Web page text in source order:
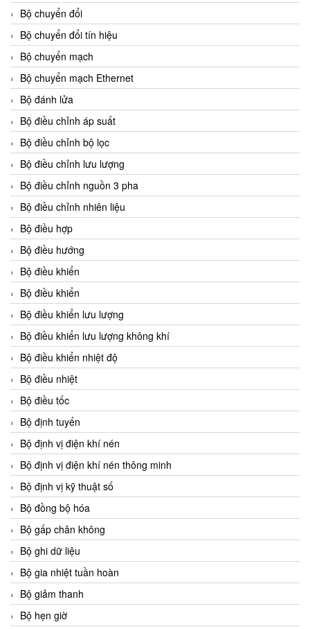
Bộ chuyển đổi
Bộ chuyển đổi tín hiệu
Bộ chuyển mạch
Bộ chuyển mạch Ethernet
Bộ đánh lửa
Bộ điều chỉnh áp suất
Bộ điều chỉnh bộ lọc
Bộ điều chỉnh lưu lượng
Bộ điều chỉnh nguồn 3 pha
Bộ điều chỉnh nhiên liệu
Bộ điều hợp
Bộ điều hướng
Bộ điều khiển
Bộ điều khiển
Bộ điều khiển lưu lượng
Bộ điều khiển lưu lượng không khí
Bộ điều khiển nhiệt độ
Bộ điều nhiệt
Bộ điều tốc
Bộ định tuyến
Bộ định vị điện khí nén
Bộ định vị điện khí nén thông minh
Bộ định vị kỹ thuật số
Bộ đồng bộ hóa
Bộ gấp chân không
Bộ ghi dữ liệu
Bộ gia nhiệt tuần hoàn
Bộ giảm thanh
Bộ hẹn giờ